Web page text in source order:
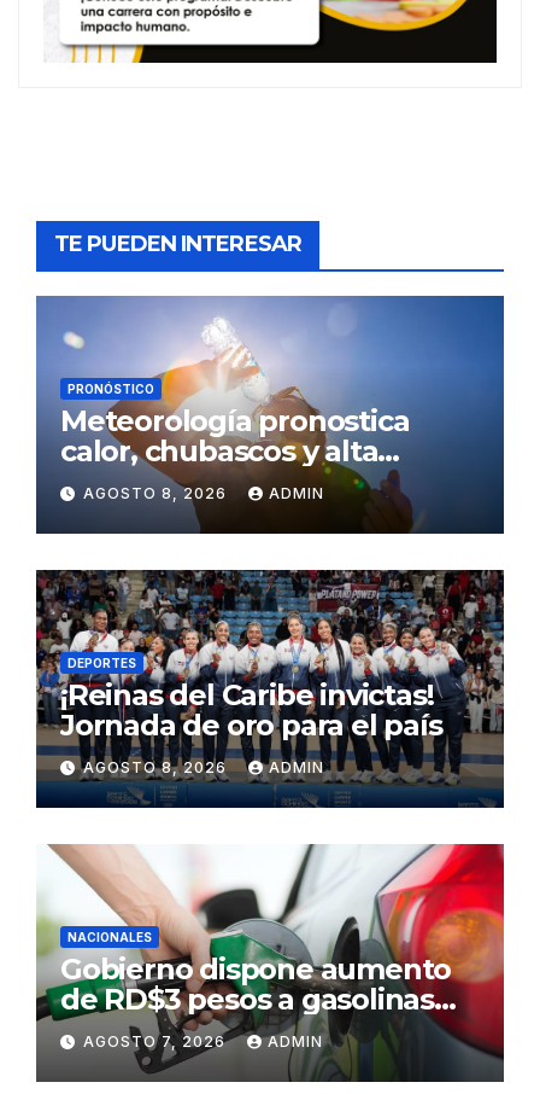
TE PUEDEN INTERESAR
PRONÓSTICO
Meteorología pronostica
calor, chubascos y alta
concentración de polvo del
Sahara para este sábado
AGOSTO 8, 2026 ADMIN
DEPORTES
¡Reinas del Caribe invictas!
Jornada de oro para el país
AGOSTO 8, 2026 ADMIN
NACIONALES
Gobierno dispone aumento
de RD$3 pesos a gasolinas
premium y regular
AGOSTO 7, 2026 ADMIN